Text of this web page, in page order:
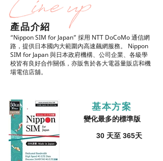
產品介紹
“Nippon SIM for Japan” 採用 NTT DoCoMo 通信網
路，提供日本國内大範圍內高速飆網服務。 Nippon
SIM for Japan 與日本政府機構、公司企業、各級學
校皆有良好合作關係，亦販售於各大電器量販店和機
場電信店舖。
基本方案
變化最多的標準版
30 天至 365天